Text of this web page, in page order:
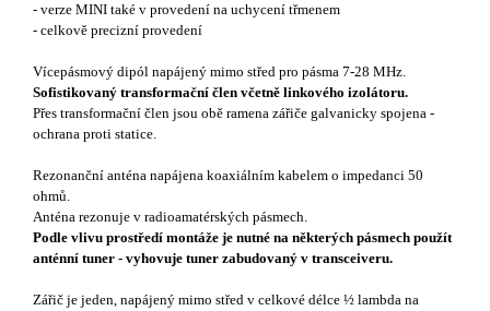
- verze MINI také v provedení na uchycení třmenem
- celkově precizní provedení
Vícepásmový dipól napájený mimo střed pro pásma 7-28 MHz.
Sofistikovaný transformační člen včetně linkového izolátoru.
Přes transformační člen jsou obě ramena zářiče galvanicky spojena -
ochrana proti statice.
Rezonanční anténa napájena koaxiálním kabelem o impedanci 50
ohmů.
Anténa rezonuje v radioamatérských pásmech.
Podle vlivu prostředí montáže je nutné na některých pásmech použít
anténní tuner - vyhovuje tuner zabudovaný v transceiveru.
Zářič je jeden, napájený mimo střed v celkové délce ½ lambda na